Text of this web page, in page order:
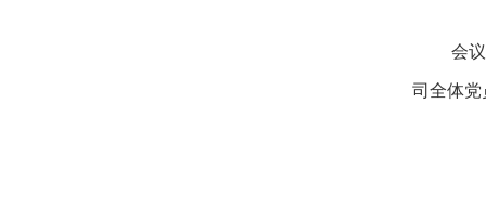
会
司全体党